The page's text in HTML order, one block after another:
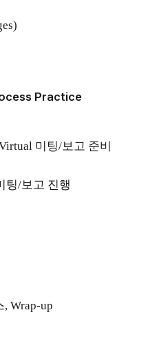
Practice
미팅/보고 준비
팅/보고 진행
Wrap-up